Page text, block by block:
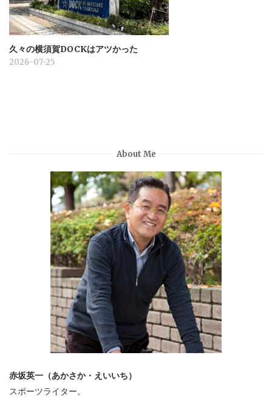
久々の横須賀DOCKはアツかった
2026-07-25
About Me
赤坂英一（あかさか・えいいち）
スポーツライター。